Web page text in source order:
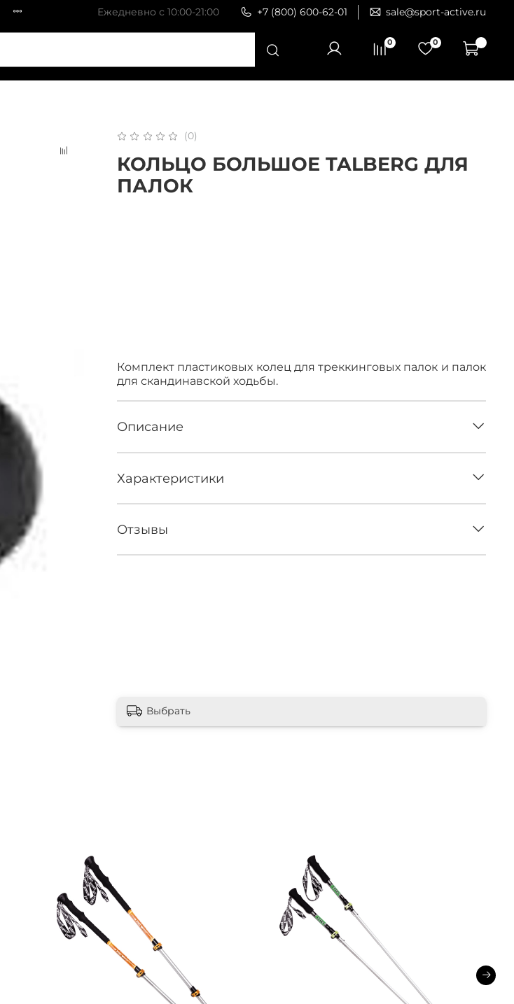
Ежедневно с 10:00-21:00 +7 (800) 600-62-01 sale@sport-active.ru
0 0
(0)
КОЛЬЦО БОЛЬШОЕ TALBERG ДЛЯ
ПАЛОК
Комплект пластиковых колец для треккинговых палок и палок
для скандинавской ходьбы.
Описание
Характеристики
Отзывы
Выбрать